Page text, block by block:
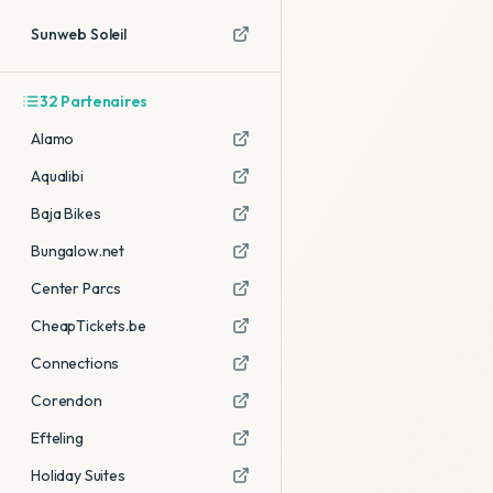
Sunweb Soleil
32 Partenaires
Alamo
Aqualibi
Baja Bikes
Bungalow.net
Center Parcs
CheapTickets.be
Connections
Corendon
Efteling
Holiday Suites